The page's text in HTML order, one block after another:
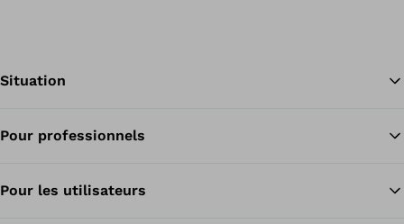
Situation
Pour professionnels
Pour les utilisateurs